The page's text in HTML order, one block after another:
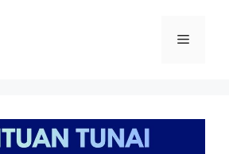
Menu